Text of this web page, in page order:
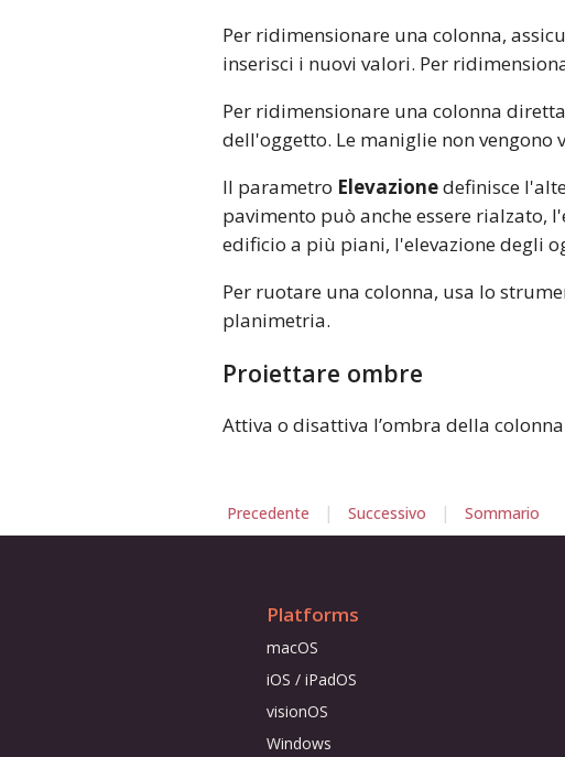
Per ridimensionare una colonna,
inserisci i nuovi valori. Per
Per ridimensionare una colonna
dell'oggetto. Le maniglie non
Il parametro Elevazionedefinisce
pavimento può anche essere rialzato,
edificio a più piani, l'elevazione degli
Per ruotare una colonna, usa lo
planimetria.
Proiettare ombre
Attiva o disattiva l’ombra della
Precedente | Successivo | Sommario
Platforms
macOS
iOS / iPadOS
visionOS
Windows